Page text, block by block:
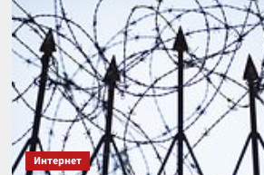
Интернет